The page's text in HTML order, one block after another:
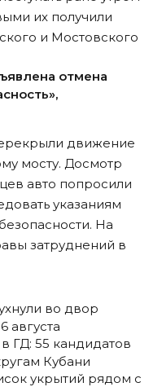
их получили
и Мостовского
отмена
движение
мосту. Досмотр
авто попросили
указаниям
На
затруднений в
во двор
августа
ГД: 55 кандидатов
Кубани
укрытий рядом с